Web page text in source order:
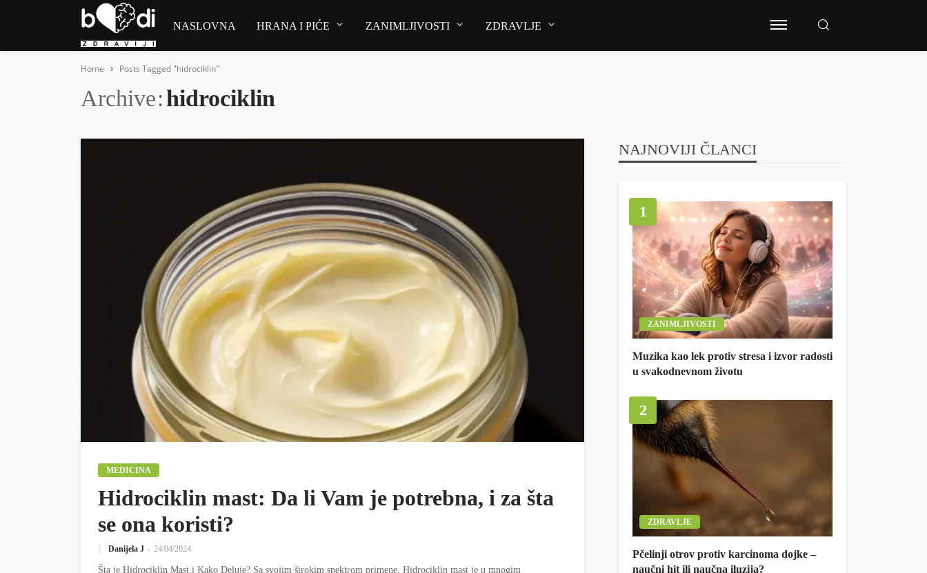
NASLOVNA HRANA I PIĆE ZANIMLJIVOSTI ZDRAVLJE
Home Posts Tagged "hidrociklin"
Archive hidrociklin
MEDICINA
Hidrociklin mast: Da li Vam je potrebna, i za šta
se ona koristi?
Danijela J 24/04/2024
Šta je Hidrociklin Mast i Kako Deluje? Sa svojim širokim spektrom primene, Hidrociklin mast je u mnogim
NAJNOVIJI ČLANCI
1
ZANIMLJIVOSTI
Muzika kao lek protiv stresa i izvor radosti
u svakodnevnom životu
2
ZDRAVLJE
Pčelinji otrov protiv karcinoma dojke –
naučni hit ili naučna iluzija?